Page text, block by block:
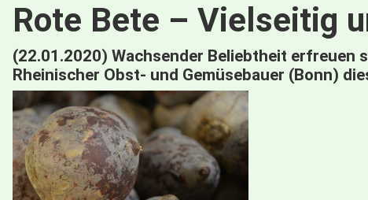
Rote Bete – Vielseitig
(22.01.2020) Wachsender Beliebtheit erfreuen
Rheinischer Obst- und Gemüsebauer (Bonn)